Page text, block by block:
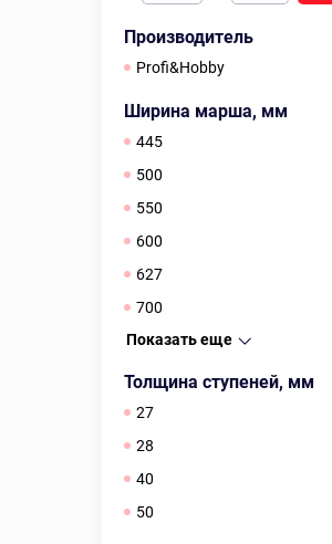
Производитель
Profi&Hobby
Ширина марша, мм
445
500
550
600
627
700
Показать еще
Толщина ступеней, мм
27
28
40
50